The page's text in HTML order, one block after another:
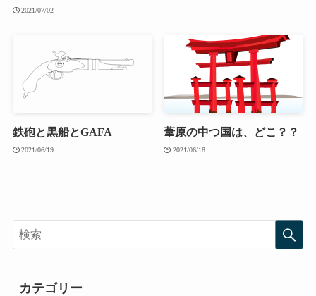
2021/07/02
鉄砲と黒船とGAFA
2021/06/19
葦原の中つ国は、どこ？？
2021/06/18
カテゴリー